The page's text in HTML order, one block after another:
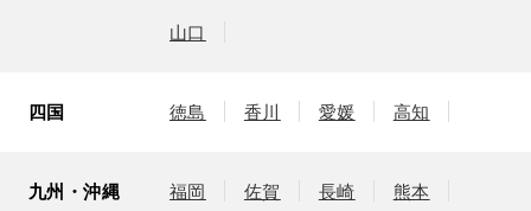
山口
四国 徳島 香川 愛媛 高知
九州・沖縄 福岡 佐賀 長崎 熊本